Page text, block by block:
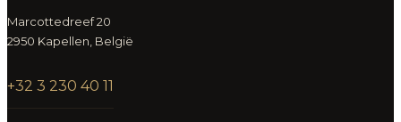
Marcottedreef 20
2950 Kapellen, België
+32 3 230 40 11